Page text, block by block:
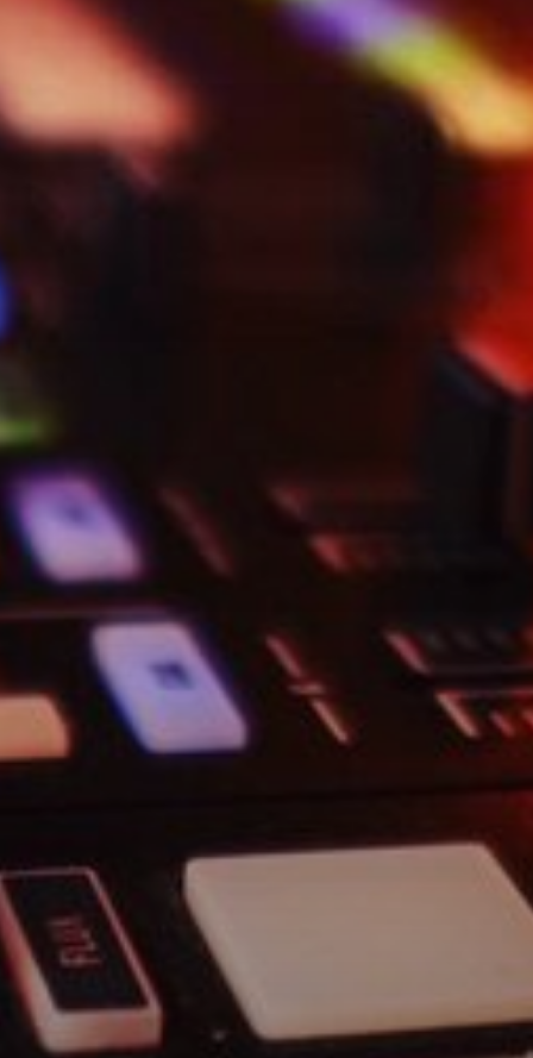
Stretchzelte
Festzelte & Pagoden
Lagerzelte- und Hallen
Fotobox
Veranstaltungstechnik & DJ-Service